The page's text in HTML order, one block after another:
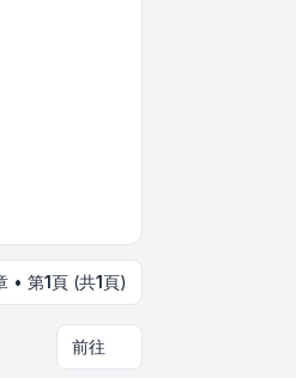
• 第1頁 (共1頁)
前往